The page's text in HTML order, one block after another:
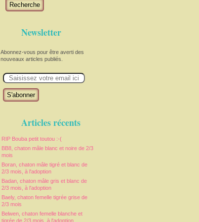
Recherche
Newsletter
Abonnez-vous pour être averti des
nouveaux articles publiés.
m
Articles récents
RIP Bouba petit toutou :-(
BB8, chaton mâle blanc et noire de 2/3
mois
Boran, chaton mâle tigré et blanc de
2/3 mois, à l'adoption
Badan, chaton mâle gris et blanc de
2/3 mois, à l'adoption
Baely, chaton femelle tigrée grise de
2/3 mois
Belwen, chaton femelle blanche et
tigrée de 2/3 mois, à l'adoption